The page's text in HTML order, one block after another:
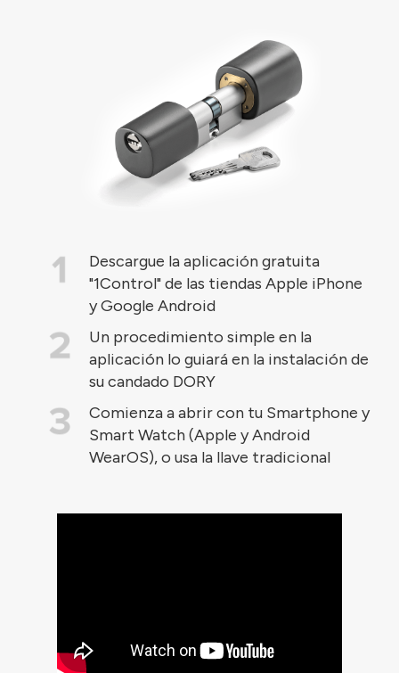
Descargue la aplicación gratuita
"1Control" de las tiendas Apple iPhone
y Google Android
Un procedimiento simple en la
aplicación lo guiará en la instalación de
su candado DORY
Comienza a abrir con tu Smartphone y
Smart Watch (Apple y Android
WearOS), o usa la llave tradicional